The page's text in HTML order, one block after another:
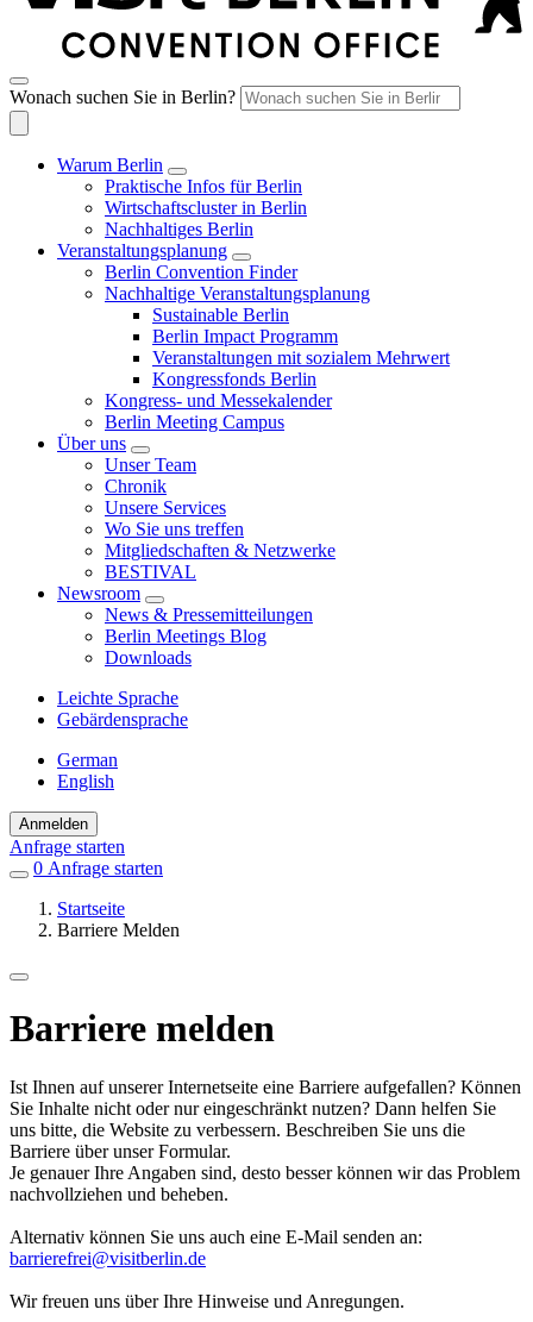
Wonach suchen Sie in Berlin?
Warum Berlin
Praktische Infos für Berlin
Wirtschaftscluster in Berlin
Nachhaltiges Berlin
Veranstaltungsplanung
Berlin Convention Finder
Nachhaltige Veranstaltungsplanung
Sustainable Berlin
Berlin Impact Programm
Veranstaltungen mit sozialem Mehrwert
Kongressfonds Berlin
Kongress- und Messekalender
Berlin Meeting Campus
Über uns
Unser Team
Chronik
Unsere Services
Wo Sie uns treffen
Mitgliedschaften & Netzwerke
BESTIVAL
Newsroom
News & Pressemitteilungen
Berlin Meetings Blog
Downloads
Leichte Sprache
Gebärdensprache
German
English
Anmelden
Anfrage starten
0 Einträge
Favoriten
Anfrage starten
Startseite
Barriere Melden
Barriere melden
Ist Ihnen auf unserer Internetseite eine Barriere aufgefallen? Können
Sie Inhalte nicht oder nur eingeschränkt nutzen? Dann helfen Sie
uns bitte, die Website zu verbessern. Beschreiben Sie uns die
Barriere über unser Formular.
Je genauer Ihre Angaben sind, desto besser können wir das Problem
nachvollziehen und beheben.
Alternativ können Sie uns auch eine E-Mail senden an:
barrierefrei@visitberlin.de
Wir freuen uns über Ihre Hinweise und Anregungen.